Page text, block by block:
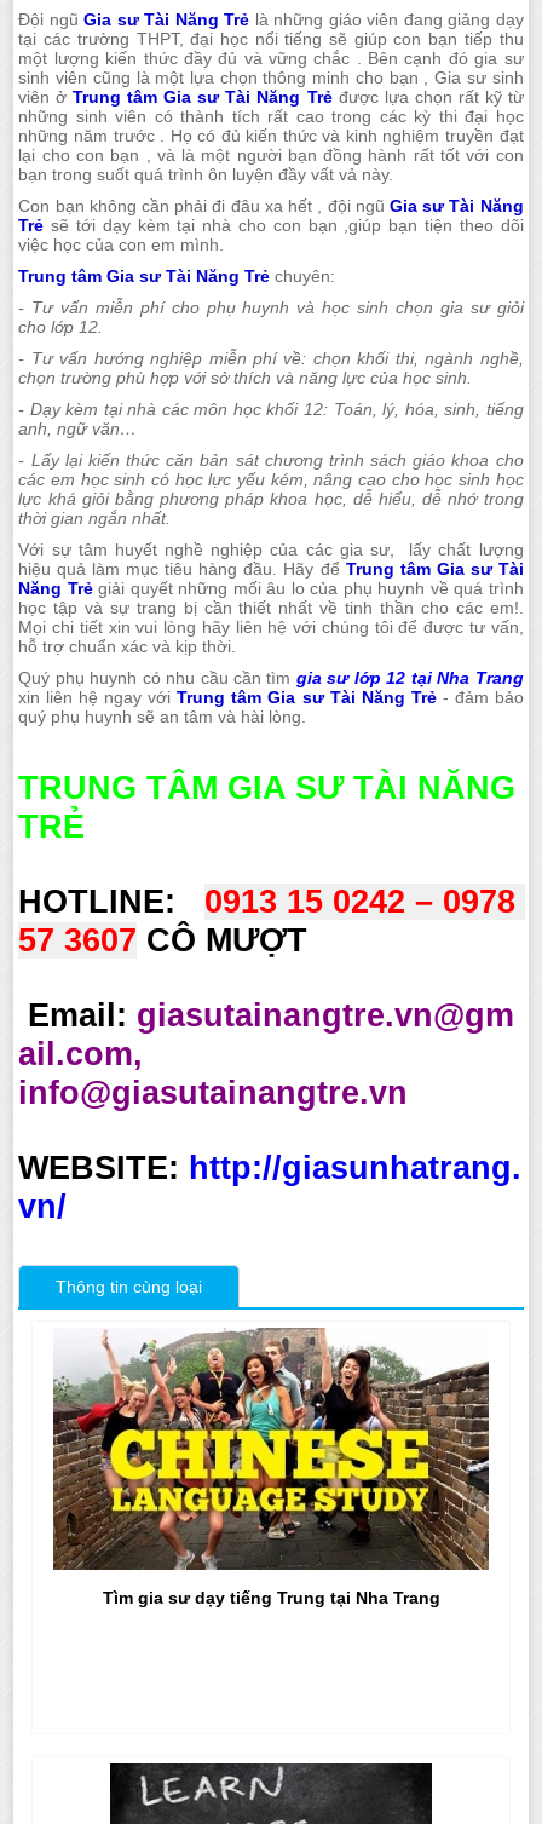
Đội ngũGia sư Tài Năng Trẻ là những giáo viên đang giảng dạy
tại các trường THPT, đại học nổi tiếng sẽ giúp con bạn tiếp thu
một lượng kiến thức đầy đủ và vững chắc . Bên cạnh đó gia sư
sinh viên cũng là một lựa chọn thông minh cho bạn , Gia sư sinh
viên ởTrung tâm Gia sư Tài Năng Trẻđược lựa chọn rất kỹ từ
những sinh viên có thành tích rất cao trong các kỳ thi đại học
những năm trước . Họ có đủ kiến thức và kinh nghiệm truyền đạt
lại cho con bạn , và là một người bạn đồng hành rất tốt với con
bạn trong suốt quá trình ôn luyện đầy vất vả này.
Con bạn không cần phải đi đâu xa hết , đội ngũ Gia sư Tài Năng
Trẻ sẽ tới dạy kèm tại nhà cho con bạn ,giúp bạn tiện theo dõi
việc học của con em mình.
Trung tâm Gia sư Tài Năng Trẻ chuyên:
- Tư vấn miễn phí cho phụ huynh và học sinh chọn gia sư giỏi
cho lớp 12.
- Tư vấn hướng nghiệp miễn phí về: chọn khối thi, ngành nghề,
chọn trường phù hợp với sở thích và năng lực của học sinh.
- Dạy kèm tại nhà các môn học khối 12: Toán, lý, hóa, sinh, tiếng
anh, ngữ văn…
- Lấy lại kiến thức căn bản sát chương trình sách giáo khoa cho
các em học sinh có học lực yếu kém, nâng cao cho học sinh học
lực khá giỏi bằng phương pháp khoa học, dễ hiểu, dễ nhớ trong
thời gian ngắn nhất.
Với sự tâm huyết nghề nghiệp của các gia sư, lấy chất lượng
hiệu quả làm mục tiêu hàng đầu. Hãy để Trung tâm Gia sư Tài
Năng Trẻgiải quyết những mối âu lo của phụ huynh về quá trình
học tập và sự trang bị cần thiết nhất về tinh thần cho các em!.
Mọi chi tiết xin vui lòng hãy liên hệ với chúng tôi để được tư vấn,
hỗ trợ chuẩn xác và kịp thời.
Quý phụ huynh có nhu cầu cần tìm gia sư lớp 12 tại Nha Trang
xin liên hệ ngay vớiTrung tâm Gia sư Tài Năng Trẻ- đảm bảo
quý phụ huynh sẽ an tâm và hài lòng.
TRUNG TÂM GIA SƯ TÀI NĂNG
TRẺ
HOTLINE:
0913 15 0242 – 0978
57 3607 CÔ MƯỢT
Email: giasutainangtre.vn@gm
ail.com,
info@giasutainangtre.vn
WEBSITE: http://giasunhatrang.
vn/
Thông tin cùng loại
Tìm gia sư dạy tiếng Trung tại Nha Trang